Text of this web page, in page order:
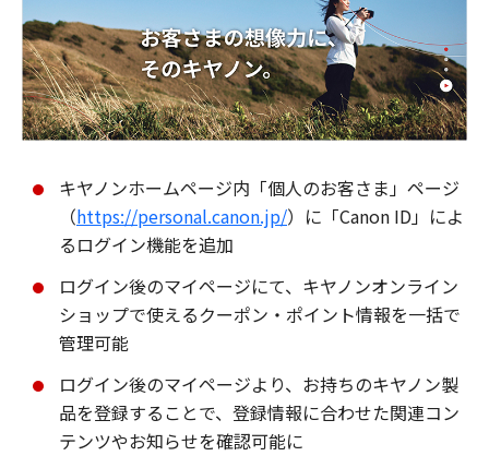
キヤノンホームページ内「個人のお客さま」ページ
（https://personal.canon.jp/）に「Canon ID」によ
るログイン機能を追加
ログイン後のマイページにて、キヤノンオンライン
ショップで使えるクーポン・ポイント情報を一括で
管理可能
ログイン後のマイページより、お持ちのキヤノン製
品を登録することで、登録情報に合わせた関連コン
テンツやお知らせを確認可能に